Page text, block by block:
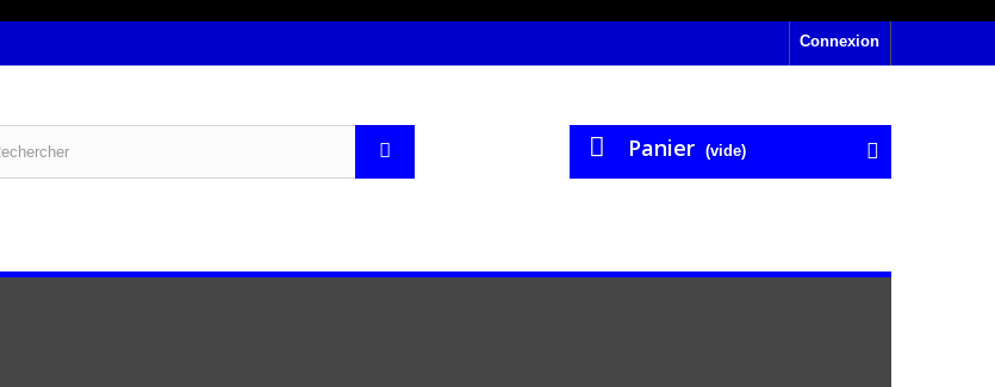
Connexion
Panier (vide)